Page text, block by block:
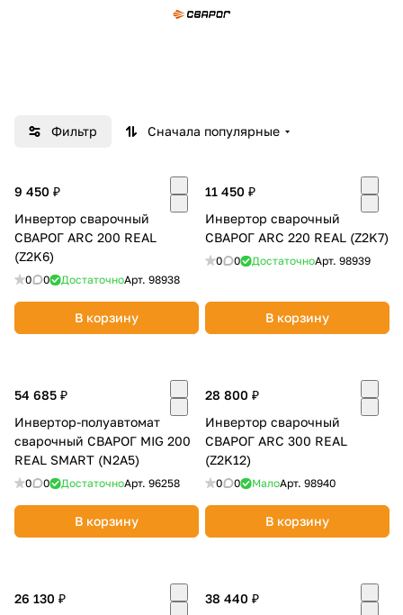
Фильтр Сначала популярные
9 450 ₽
Инвертор сварочный
СВАРОГ ARC 200 REAL
(Z2K6)
0 0 ДостаточноАрт. 98938
В корзину
11 450 ₽
Инвертор сварочный
СВАРОГ ARC 220 REAL (Z2K7)
0 0 ДостаточноАрт. 98939
В корзину
54 685 ₽
Инвертор-полуавтомат
сварочный СВАРОГ MIG 200
REAL SMART (N2A5)
0 0 ДостаточноАрт. 96258
В корзину
28 800 ₽
Инвертор сварочный
СВАРОГ ARC 300 REAL
(Z2K12)
0 0 МалоАрт. 98940
В корзину
26 130 ₽
38 440 ₽
% картой любого банка
Получайте товар
выбранный способом
Оставшиеся
Подробнее
об оплате Плайтом
8 800 302-02-51